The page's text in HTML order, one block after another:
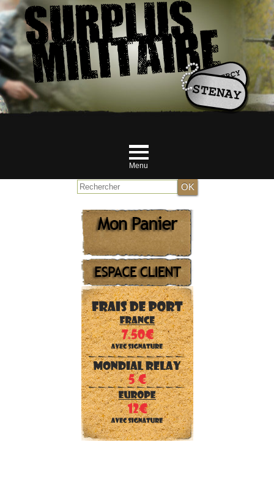
Menu
NOUVEAUTES JUILLET
MILITAIRE
RANDONNEUR et Airsofteur
SECURITE et Forces de l'ordre
CHASSEUR
ENFANT
PEINTURE et camouflage
Reconstitution WWII
TENTES et gros matériel
DRAPEAUX et écussons
Téléchargements